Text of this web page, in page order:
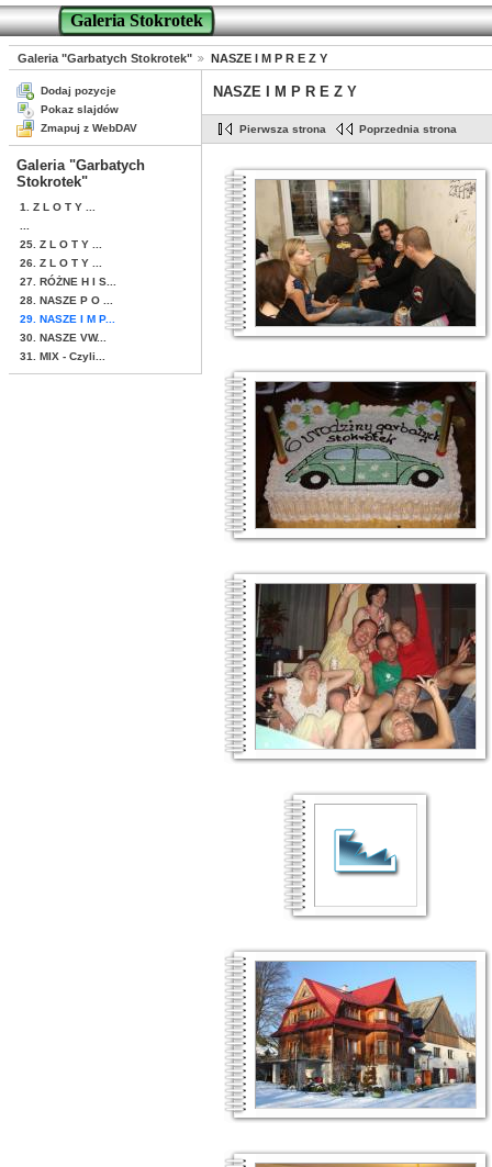
Galeria Stokrotek
Galeria "Garbatych Stokrotek" NASZE I M P R E Z Y
Dodaj pozycje
Pokaz slajdów
Zmapuj z WebDAV
Galeria "Garbatych
Stokrotek"
1. Z L O T Y ...
25. Z L O T Y ...
26. Z L O T Y ...
27. RÓŻNE H I S...
28. NASZE P O ...
29. NASZE I M P...
30. NASZE VW...
31. MIX - Czyli...
NASZE I M P R E Z Y
Pierwsza strona Poprzednia strona